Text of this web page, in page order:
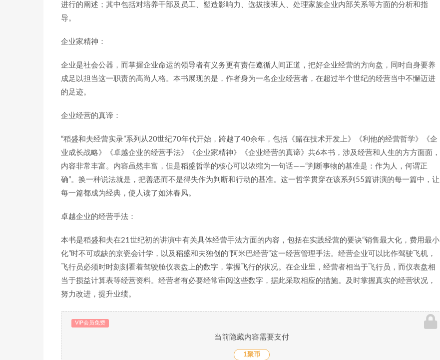
进行的阐述；其中包括对培养干部及员工、塑造影响力、选拔接班人、处理家族企业内部关系等方面的分析和指
导。
企业家精神：
企业是社会公器，而掌握企业命运的领导者有义务更有责任遵循人间正道，把好企业经营的方向盘，同时自身要养
成足以担当这一职责的高尚人格。本书展现的是，作者身为一名企业经营者，在超过半个世纪的经营当中不懈迈进
的足迹。
企业经营的真谛：
“稻盛和夫经营实录”系列从20世纪70年代开始，跨越了40余年，包括《赌在技术开发上》《利他的经营哲学》《企
业成长战略》《卓越企业的经营手法》《企业家精神》《企业经营的真谛》共6本书，涉及经营和人生的方方面面，
内容非常丰富。内容虽然丰富，但是稻盛哲学的核心可以浓缩为一句话——“判断事物的基准是：作为人，何谓正
确”。换一种说法就是，把善恶而不是得失作为判断和行动的基准。这一哲学贯穿在该系列55篇讲演的每一篇中，让
每一篇都成为经典，使人读了如沐春风。
卓越企业的经营手法：
本书是稻盛和夫在21世纪初的讲演中有关具体经营手法方面的内容，包括在实践经营的要诀“销售最大化，费用最小
化”时不可或缺的京瓷会计学，以及稻盛和夫独创的“阿米巴经营”这一经营管理手法。经营企业可以比作驾驶飞机，
飞行员必须时时刻刻看着驾驶舱仪表盘上的数字，掌握飞行的状况。在企业里，经营者相当于飞行员，而仪表盘相
当于损益计算表等经营资料。经营者有必要经常审阅这些数字，据此采取相应的措施。及时掌握真实的经营状况，
努力改进，提升业绩。
VIP会员免费
当前隐藏内容需要支付
1聚币